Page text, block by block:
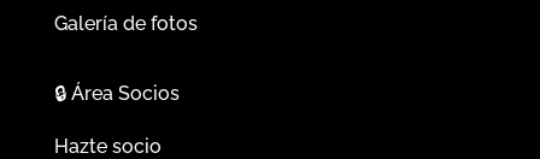
Galería de fotos
🔒Área Socios
Hazte socio